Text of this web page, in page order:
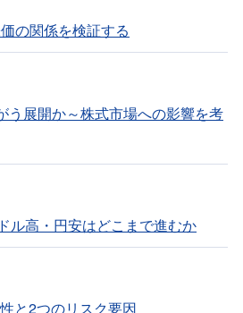
の関係を検証する
う展開か～株式市場への影響を考
ル高・円安はどこまで進むか
と2つのリスク要因